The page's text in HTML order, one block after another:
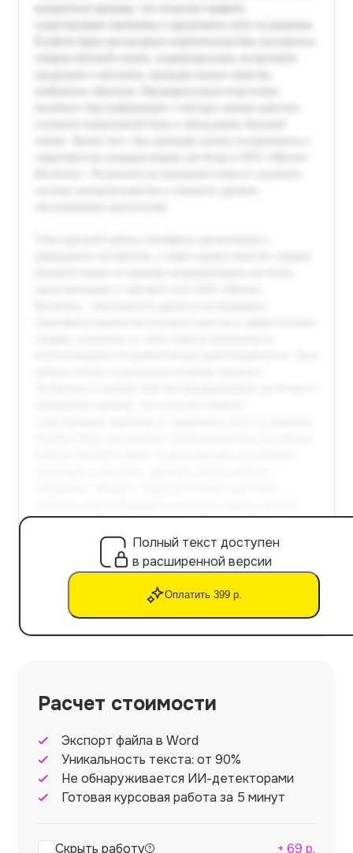
Полный текст доступен
в расширенной версии
Оплатить 399 р.
Расчет стоимости
Экспорт файла в Word
Уникальность текста: от 90%
Не обнаруживается ИИ-детекторами
Готовая курсовая работа за 5 минут
Скрыть работу + 69 р.